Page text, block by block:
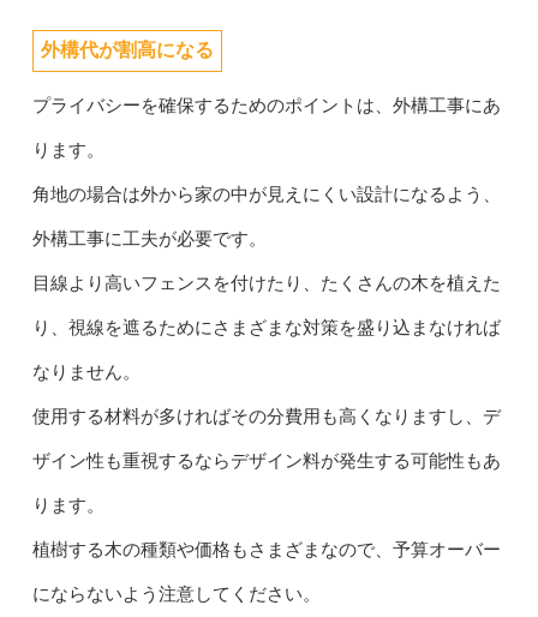
外構代が割高になる
プライバシーを確保するためのポイントは、外構工事にあ
ります。
角地の場合は外から家の中が見えにくい設計になるよう、
外構工事に工夫が必要です。
目線より高いフェンスを付けたり、たくさんの木を植えた
り、視線を遮るためにさまざまな対策を盛り込まなければ
なりません。
使用する材料が多ければその分費用も高くなりますし、デ
ザイン性も重視するならデザイン料が発生する可能性もあ
ります。
植樹する木の種類や価格もさまざまなので、予算オーバー
にならないよう注意してください。